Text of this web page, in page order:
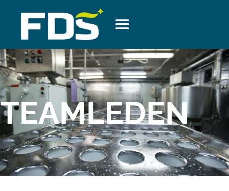
TEAMLEDEN